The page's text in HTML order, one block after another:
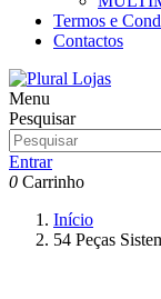
Termos e
Contactos
Menu
Pesquisar
Entrar
0 Carrinho
Início
54 Peças